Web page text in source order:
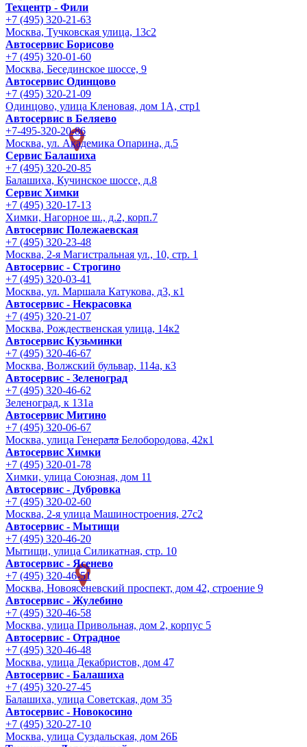
Техцентр - Фили
+7 (495) 320-21-63
Москва, Тучковская улица, 13с2
Автосервис Борисово
+7 (495) 320-01-60
Москва, Бесединское шоссе, 9
Автосервис Одинцово
+7 (495) 320-21-09
Одинцово, улица Кленовая, дом 1А, стр1
Автосервис в Беляево
+7-495-320-20-86
Москва, ул. Академика Опарина, д.5
Сервис Балашиха
+7 (495) 320-20-85
Балашиха, Кучинское шоссе, д.8
Сервис Химки
+7 (495) 320-17-13
Химки, Нагорное ш., д.2, корп.7
Автосервис Полежаевская
+7 (495) 320-23-48
Москва, 2-я Магистральная ул., 10, стр. 1
Автосервис - Строгино
+7 (495) 320-03-41
Москва, ул. Маршала Катукова, д3, к1
Автосервис - Некрасовка
+7 (495) 320-21-07
Москва, Рождественская улица, 14к2
Автосервис Кузьминки
+7 (495) 320-46-67
Москва, Волжский бульвар, 114а, к3
Автосервис - Зеленоград
+7 (495) 320-46-62
Зеленоград, к 131а
Автосервис Митино
+7 (495) 320-06-67
Москва, улица Генерала Белобородова, 42к1
Автосервис Химки
+7 (495) 320-01-78
Химки, улица Союзная, дом 11
Автосервис - Дубровка
+7 (495) 320-02-60
Москва, 2-я улица Машиностроения, 27с2
Автосервис - Мытищи
+7 (495) 320-46-20
Мытищи, улица Силикатная, стр. 10
Автосервис - Ясенево
+7 (495) 320-46-51
Москва, Новоясеневский проспект, дом 42, строение 9
Автосервис - Жулебино
+7 (495) 320-46-58
Москва, улица Привольная, дом 2, корпус 5
Автосервис - Отрадное
+7 (495) 320-46-48
Москва, улица Декабристов, дом 47
Автосервис - Балашиха
+7 (495) 320-27-45
Балашиха, улица Советская, дом 35
Автосервис - Новокосино
+7 (495) 320-27-10
Москва, улица Суздальская, дом 26Б